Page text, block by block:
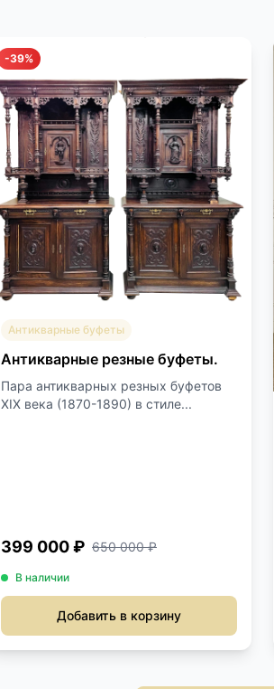
-39%
Антикварные буфеты
Антикварные резные буфеты.
Пара антикварных резных буфетов
XIX века (1870-1890) в стиле...
399 000 ₽ 650 000 ₽
В наличии
Добавить в корзину